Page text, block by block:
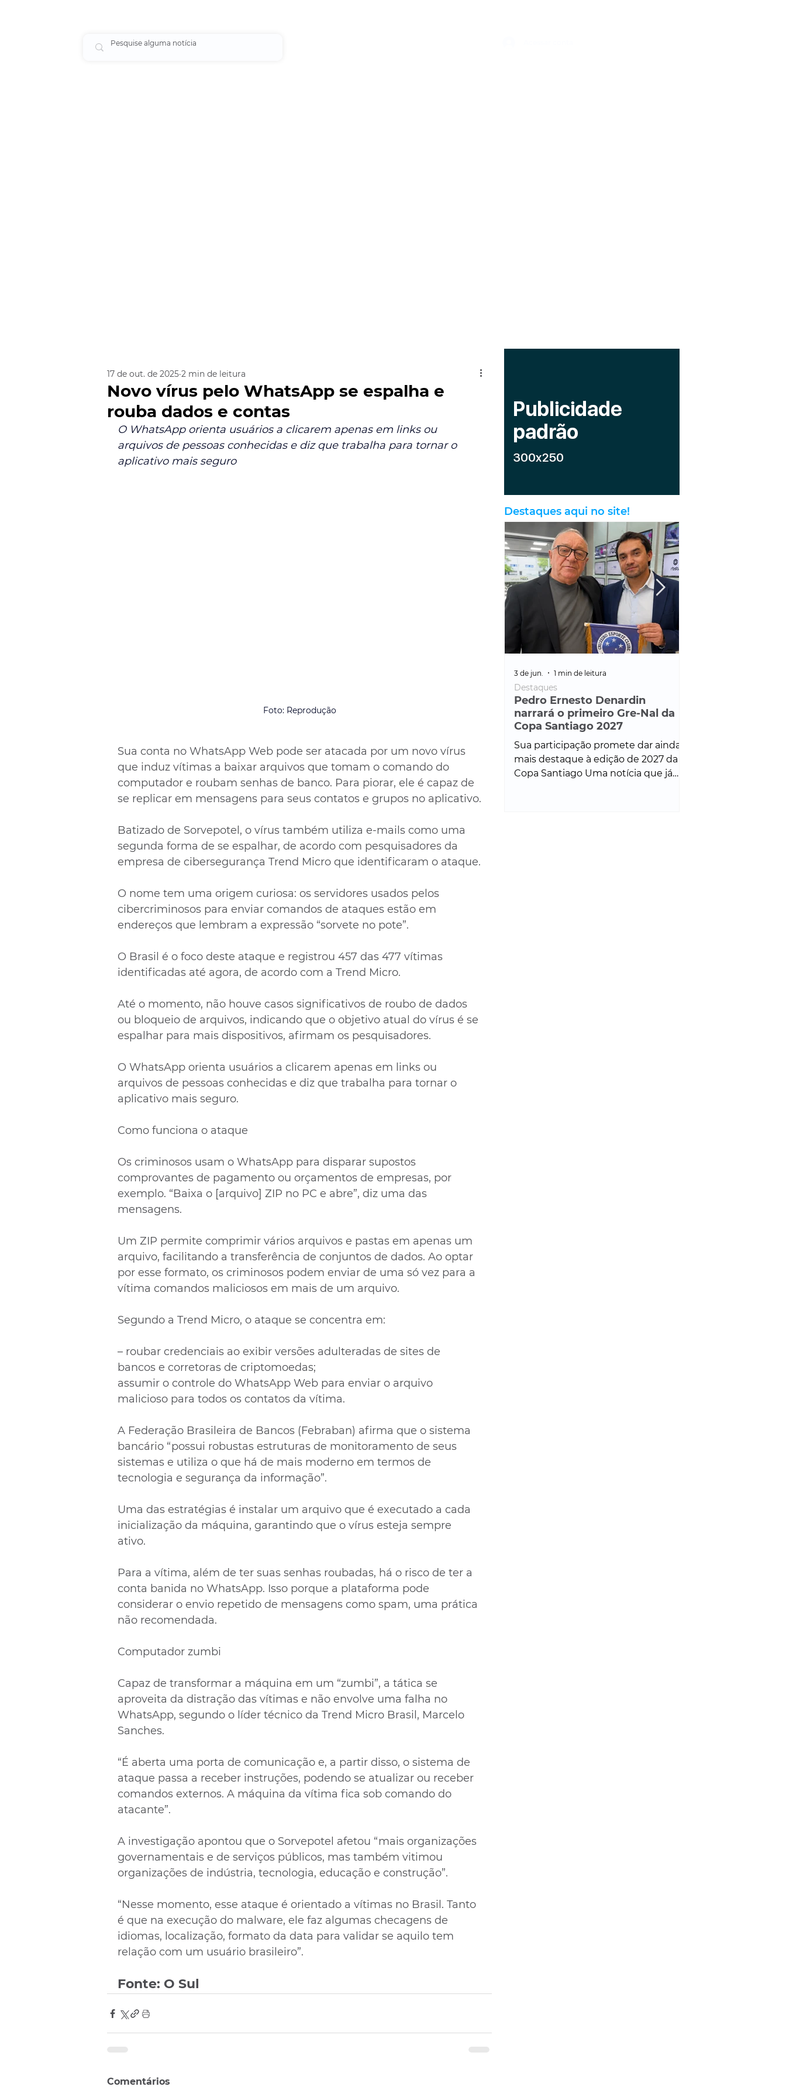
Novo vírus pelo WhatsApp se espalha e
rouba dados e contas
17 de out. de 2025 2 min de leitura
O WhatsApp orienta usuários a clicarem apenas em links ou
arquivos de pessoas conhecidas e diz que trabalha para tornar o
aplicativo mais seguro
Foto: Reprodução
Sua conta no WhatsApp Web pode ser atacada por um novo vírus
que induz vítimas a baixar arquivos que tomam o comando do
computador e roubam senhas de banco. Para piorar, ele é capaz de
se replicar em mensagens para seus contatos e grupos no aplicativo.
Batizado de Sorvepotel, o vírus também utiliza e-mails como uma
segunda forma de se espalhar, de acordo com pesquisadores da
empresa de cibersegurança Trend Micro que identificaram o ataque.
O nome tem uma origem curiosa: os servidores usados pelos
cibercriminosos para enviar comandos de ataques estão em
endereços que lembram a expressão “sorvete no pote”.
O Brasil é o foco deste ataque e registrou 457 das 477 vítimas
identificadas até agora, de acordo com a Trend Micro.
Até o momento, não houve casos significativos de roubo de dados
ou bloqueio de arquivos, indicando que o objetivo atual do vírus é se
espalhar para mais dispositivos, afirmam os pesquisadores.
O WhatsApp orienta usuários a clicarem apenas em links ou
arquivos de pessoas conhecidas e diz que trabalha para tornar o
aplicativo mais seguro.
Como funciona o ataque
Os criminosos usam o WhatsApp para disparar supostos
comprovantes de pagamento ou orçamentos de empresas, por
exemplo. “Baixa o [arquivo] ZIP no PC e abre”, diz uma das
mensagens.
Um ZIP permite comprimir vários arquivos e pastas em apenas um
arquivo, facilitando a transferência de conjuntos de dados. Ao optar
por esse formato, os criminosos podem enviar de uma só vez para a
vítima comandos maliciosos em mais de um arquivo.
Segundo a Trend Micro, o ataque se concentra em:
– roubar credenciais ao exibir versões adulteradas de sites de
bancos e corretoras de criptomoedas;
assumir o controle do WhatsApp Web para enviar o arquivo
malicioso para todos os contatos da vítima.
A Federação Brasileira de Bancos (Febraban) afirma que o sistema
bancário “possui robustas estruturas de monitoramento de seus
sistemas e utiliza o que há de mais moderno em termos de
tecnologia e segurança da informação”.
Uma das estratégias é instalar um arquivo que é executado a cada
inicialização da máquina, garantindo que o vírus esteja sempre
ativo.
Para a vítima, além de ter suas senhas roubadas, há o risco de ter a
conta banida no WhatsApp. Isso porque a plataforma pode
considerar o envio repetido de mensagens como spam, uma prática
não recomendada.
Computador zumbi
Capaz de transformar a máquina em um “zumbi”, a tática se
aproveita da distração das vítimas e não envolve uma falha no
WhatsApp, segundo o líder técnico da Trend Micro Brasil, Marcelo
Sanches.
“É aberta uma porta de comunicação e, a partir disso, o sistema de
ataque passa a receber instruções, podendo se atualizar ou receber
comandos externos. A máquina da vítima fica sob comando do
atacante”.
A investigação apontou que o Sorvepotel afetou “mais organizações
governamentais e de serviços públicos, mas também vitimou
organizações de indústria, tecnologia, educação e construção”.
“Nesse momento, esse ataque é orientado a vítimas no Brasil. Tanto
é que na execução do malware, ele faz algumas checagens de
idiomas, localização, formato da data para validar se aquilo tem
relação com um usuário brasileiro”.
Fonte: O Sul
Comentários
Destaques aqui no site!
Pedro Ernesto Denardin
narrará o primeiro Gre-Nal da
Copa Santiago 2027
Sua participação promete dar ainda
mais destaque à edição de 2027 da
Copa Santiago Uma notícia que já
Destaques
3 de jun. 1 min de leitura